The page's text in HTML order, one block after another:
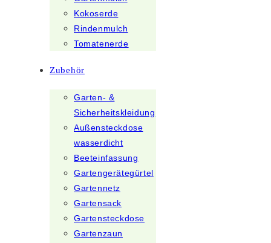
Kokoserde
Rindenmulch
Tomatenerde
Zubehör
Garten- &
Sicherheitskleidung
Außensteckdose
wasserdicht
Beeteinfassung
Gartengerätegürtel
Gartennetz
Gartensack
Gartensteckdose
Gartenzaun